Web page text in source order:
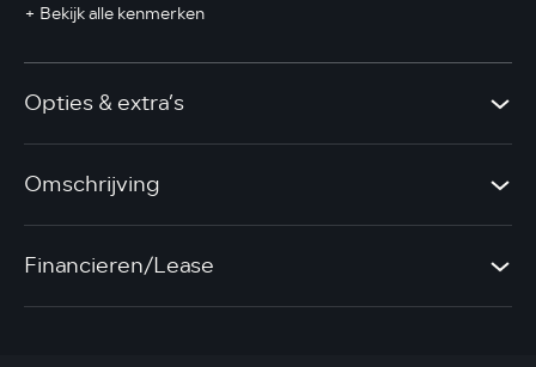
+ Bekijk alle kenmerken
Opties & extra’s
Omschrijving
Financieren/Lease